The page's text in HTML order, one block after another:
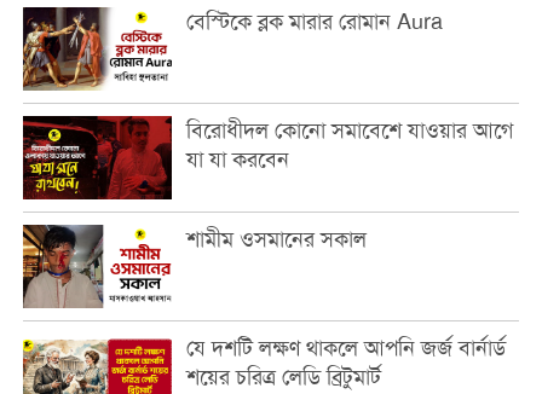
বেস্টিকে ব্লক মারার রোমান Aura
বিরোধীদল কোনো সমাবেশে যাওয়ার আগে
যা যা করবেন
শামীম ওসমানের সকাল
যে দশটি লক্ষণ থাকলে আপনি জর্জ বার্নার্ড
শয়ের চরিত্র লেডি ব্রিটুমার্ট